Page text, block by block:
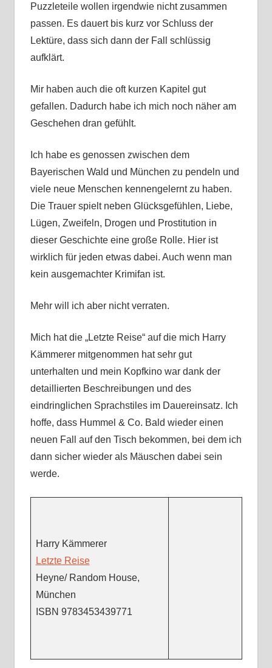
Puzzleteile wollen irgendwie nicht zusammen
passen. Es dauert bis kurz vor Schluss der
Lektüre, dass sich dann der Fall schlüssig
aufklärt.
Mir haben auch die oft kurzen Kapitel gut
gefallen. Dadurch habe ich mich noch näher am
Geschehen dran gefühlt.
Ich habe es genossen zwischen dem
Bayerischen Wald und München zu pendeln und
viele neue Menschen kennengelernt zu haben.
Die Trauer spielt neben Glücksgefühlen, Liebe,
Lügen, Zweifeln, Drogen und Prostitution in
dieser Geschichte eine große Rolle. Hier ist
wirklich für jeden etwas dabei. Auch wenn man
kein ausgemachter Krimifan ist.
Mehr will ich aber nicht verraten.
Mich hat die „Letzte Reise“ auf die mich Harry
Kämmerer mitgenommen hat sehr gut
unterhalten und mein Kopfkino war dank der
detaillierten Beschreibungen und des
eindringlichen Sprachstiles im Dauereinsatz. Ich
hoffe, dass Hummel & Co. Bald wieder einen
neuen Fall auf den Tisch bekommen, bei dem ich
dann sicher wieder als Mäuschen dabei sein
werde.
Harry Kämmerer
Letzte Reise
Heyne/ Random House,
München
ISBN 9783453439771